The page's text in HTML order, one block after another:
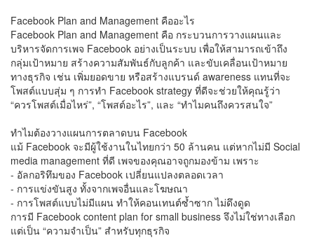
Facebook Plan and Management คืออะไร
Facebook Plan and Management คือ กระบวนการวางแผนและ
บริหารจัดการเพจ Facebook อย่างเป็นระบบ เพื่อให้สามารถเข้าถึง
กลุ่มเป้าหมาย สร้างความสัมพันธ์กับลูกค้า และขับเคลื่อนเป้าหมาย
ทางธุรกิจ เช่น เพิ่มยอดขาย หรือสร้างแบรนด์ awareness แทนที่จะ
โพสต์แบบสุ่ม ๆ การทำ Facebook strategy ที่ดีจะช่วยให้คุณรู้ว่า
“ควรโพสต์เมื่อไหร่”, “โพสต์อะไร”, และ “ทำไมคนถึงควรสนใจ”
ทำไมต้องวางแผนการตลาดบน Facebook
แม้ Facebook จะมีผู้ใช้งานในไทยกว่า 50 ล้านคน แต่หากไม่มี Social
media management ที่ดี เพจของคุณอาจถูกมองข้าม เพราะ
- อัลกอริทึมของ Facebook เปลี่ยนแปลงตลอดเวลา
- การแข่งขันสูง ทั้งจากเพจอื่นและโฆษณา
- การโพสต์แบบไม่มีแผน ทำให้คอนเทนต์ซ้ำซาก ไม่ดึงดูด
การมี Facebook content plan for small business จึงไม่ใช่ทางเลือก
แต่เป็น “ความจำเป็น” สำหรับทุกธุรกิจ